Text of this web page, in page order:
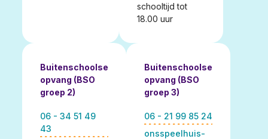
schooltijd tot
18.00 uur
Buitenschoolse
opvang (BSO
groep 2)
06 - 34 51 49
43
Buitenschoolse
opvang (BSO
groep 3)
06 - 21 99 85 24
onsspeelhuis-